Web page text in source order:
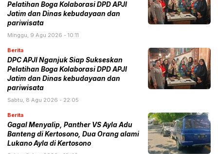
Pelatihan Boga Kolaborasi DPD APJI
Jatim dan Dinas kebudayaan dan
pariwisata
Minggu, 9 Agu 2026 - 10:11
Berita
DPC APJI Nganjuk Siap Sukseskan
Pelatihan Boga Kolaborasi DPD APJI
Jatim dan Dinas kebudayaan dan
pariwisata
Sabtu, 8 Agu 2026 - 22:05
Berita
Gagal Menyalip, Panther VS Ayla Adu
Banteng di Kertosono, Dua Orang alami
Lukano Ayla di Kertosono